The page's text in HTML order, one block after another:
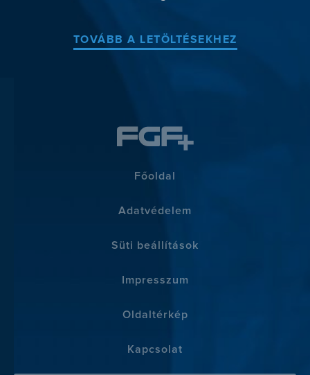
TOVÁBB A LETÖLTÉSEKHEZ
Főoldal
Adatvédelem
Süti beállítások
Impresszum
Oldaltérkép
Kapcsolat